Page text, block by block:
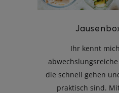
Ihr kennt
die schnell gehen
praktisch sind.